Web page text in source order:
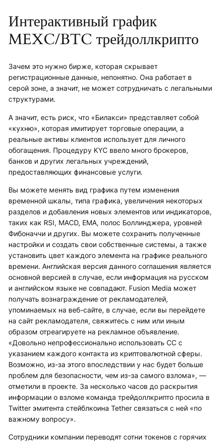
Интерактивный график
MEXC/BTC трейдоллкрипто
Зачем это нужно бирже, которая скрывает
регистрационные данные, непонятно. Она работает в
серой зоне, а значит, не может сотрудничать с легальными
структурами.
А значит, есть риск, что «Билакси» представляет собой
«кухню», которая имитирует торговые операции, а
реальные активы клиентов использует для личного
обогащения. Процедуру KYC ввело много брокеров,
банков и других легальных учреждений,
предоставляющих финансовые услуги.
Вы можете менять вид графика путем изменения
временной шкалы, типа графика, увеличения некоторых
разделов и добавления новых элементов или индикаторов,
таких как RSI, MACD, EMA, полос Боллинджера, уровней
Фибоначчи и других. Вы можете сохранить полученные
настройки и создать свои собственные системы, а также
установить цвет каждого элемента на графике реального
времени. Английская версия данного соглашения является
основной версией в случае, если информация на русском
и английском языке не совпадают. Fusion Media может
получать вознаграждение от рекламодателей,
упоминаемых на веб-сайте, в случае, если вы перейдете
на сайт рекламодателя, свяжитесь с ним или иным
образом отреагируете на рекламное объявление.
«Довольно непрофессионально использовать CC с
указанием каждого контакта из криптовалютной сферы.
Возможно, из-за этого впоследствии у нас будет больше
проблем для безопасности, чем из-за самого взлома», —
отметили в проекте. За несколько часов до раскрытия
информации о взломе команда трейдоллкрипто просила в
Twitter эмитента стейблкоина Tether связаться с ней «по
важному вопросу».
Сотрудники компании переводят сотни токенов с горячих